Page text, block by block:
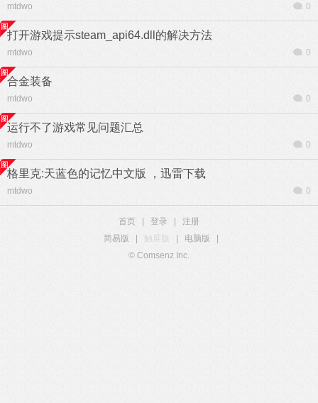
mtdwo 0
打开游戏提示steam_api64.dll的解决方法
mtdwo 0
合金装备
mtdwo 0
运行不了游戏常见问题汇总
mtdwo 0
格里克:天蓝色的记忆中文版 ，迅雷下载
mtdwo 0
首页 登录
注册
简易版
触屏版 电脑版
© Comsenz Inc.